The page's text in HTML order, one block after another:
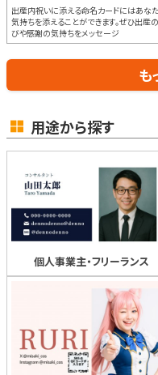
出産内祝いに添える命名カードにはあな
気持ちを添えることができます。ぜひ出産
びや感謝の気持ちをメッセージ
も
用途から探す
個人事業主・フリーランス